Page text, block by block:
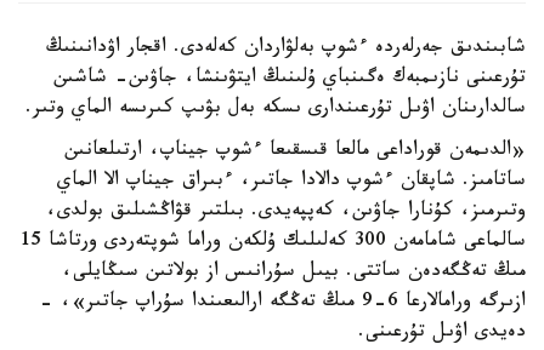
شابىندىق جەرلەردە ءشوپ بەلۋاردان كەلەدى. اقجار اۋدانىنىڭ
تۇرعىنى نازىمبەك ەگىنباي ۇلىنىڭ ايتۋىنشا، جاۋىن- شاشىن
سالدارىنان اۋىل تۇرعىندارى ىسكە بەل بۋىپ كىرىسە الماي وتىر.
«الدىمەن قوراداعى مالعا قىسقىعا ءشوپ جيناپ، ارتىلعانىن
ساتامىز. شاپقان ءشوپ دالادا جاتىر، ءبىراق جيناپ الا الماي
وتىرمىز، كۇنارا جاۋىن، كەپپەيدى. بىلتىر قۋاڭشىلىق بولدى،
سالماعى شامامەن 300 كەلىلىك ۇلكەن وراما شوپتەردى ورتاشا 15
مىڭ تەڭگەدەن ساتتى. بيىل سۇرانىس از بولاتىن سىڭايلى،
ازىرگە ورامالارعا 6-9 مىڭ تەڭگە ارالىعىندا سۇراپ جاتىر»، -
دەيدى اۋىل تۇرعىنى.